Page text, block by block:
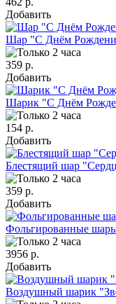
Добавить
Шар "С Днём
359 р.
Добавить
Шарик "С Днём
154 р.
Добавить
Блестящий шар
359 р.
Добавить
Фольгированные
3956 р.
Добавить
Воздушный шарик